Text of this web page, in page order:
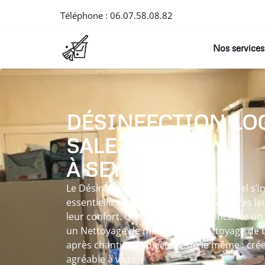
Téléphone : 06.07.58.08.82
Nos services
DÉSINFECTION
SALE
À SEYSSUEL
Le Désinfection logement sale à Seyssuel
essentielle visant à redonner aux espaces
leur confort. Que l’intervention concerne
un Nettoyage de maisons, un Nettoyage de
après chantier, l’objectif reste le même :
agréable à vivre.